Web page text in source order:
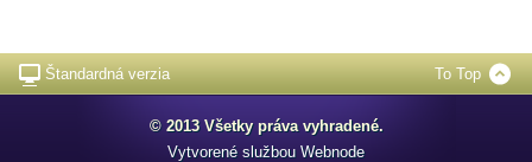
Štandardná verzia To Top
© 2013 Všetky práva vyhradené.
Vytvorené službou Webnode